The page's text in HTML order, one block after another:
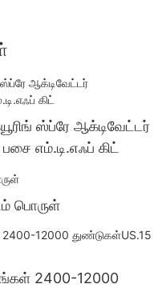
ஸ்ப்ரே ஆக்டிவேட்டர்
எம்.டி.எஃப் கிட்
பொருள்
2400-12000